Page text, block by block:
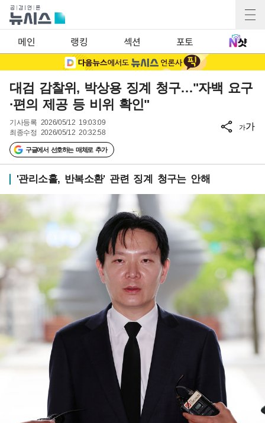
메인 랭킹 섹션 포토
대검 감찰위, 박상용 징계 청구…"자백 요구
·편의 제공 등 비위 확인"
기사등록 2026/05/12 19:03:09
최종수정 2026/05/12 20:32:58
구글에서 선호하는 매체로 추가
가가
'관리소홀, 반복소환' 관련 징계 청구는 안해